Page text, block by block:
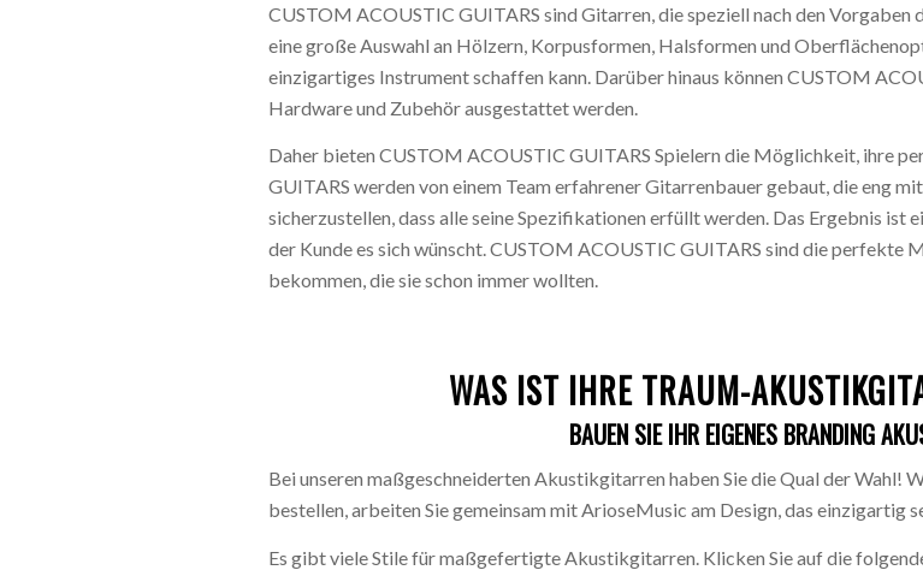
CUSTOM ACOUSTIC GUITARS sind Gitarren, die speziell nach den Vorgaben
eine große Auswahl an Hölzern, Korpusformen, Halsformen und
einzigartiges Instrument schaffen kann. Darüber hinaus können CUSTOM
Hardware und Zubehör ausgestattet werden.
Daher bieten CUSTOM ACOUSTIC GUITARS Spielern die Möglichkeit, ihre
GUITARS werden von einem Team erfahrener Gitarrenbauer gebaut, die eng
sicherzustellen, dass alle seine Spezifikationen erfüllt werden. Das Ergebnis ist
der Kunde es sich wünscht. CUSTOM ACOUSTIC GUITARS sind die perfekte
bekommen, die sie schon immer wollten.
WAS IST IHRE TRAUM-
BAUEN SIE IHR EIGENES BRANDING
Bei unseren maßgeschneiderten Akustikgitarren haben Sie die Qual der Wahl!
bestellen, arbeiten Sie gemeinsam mit ArioseMusic am Design, das einzigartig
Es gibt viele Stile für maßgefertigte Akustikgitarren. Klicken Sie auf die